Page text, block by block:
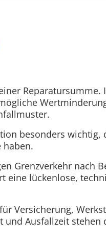
Reparatursumme.
besonders wichtig,
haben.
Grenzverkehr nach
eine lückenlose,
Versicherung,
und Ausfallzeit stehen